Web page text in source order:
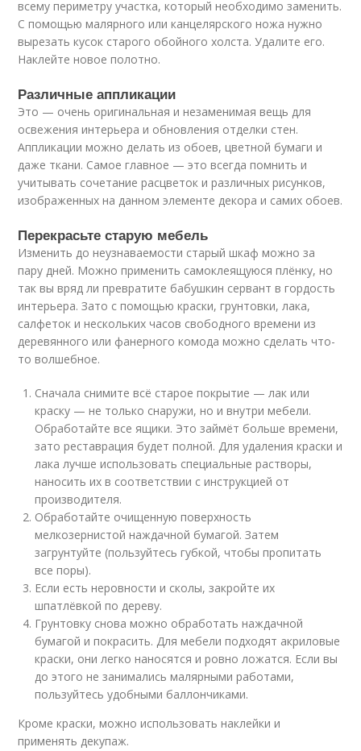
всему периметру участка, который необходимо заменить.
С помощью малярного или канцелярского ножа нужно
вырезать кусок старого обойного холста. Удалите его.
Наклейте новое полотно.
Различные аппликации
Это — очень оригинальная и незаменимая вещь для
освежения интерьера и обновления отделки стен.
Аппликации можно делать из обоев, цветной бумаги и
даже ткани. Самое главное — это всегда помнить и
учитывать сочетание расцветок и различных рисунков,
изображенных на данном элементе декора и самих обоев.
Перекрасьте старую мебель
Изменить до неузнаваемости старый шкаф можно за
пару дней. Можно применить самоклеящуюся плёнку, но
так вы вряд ли превратите бабушкин сервант в гордость
интерьера. Зато с помощью краски, грунтовки, лака,
салфеток и нескольких часов свободного времени из
деревянного или фанерного комода можно сделать что-
то волшебное.
Сначала снимите всё старое покрытие — лак или
краску — не только снаружи, но и внутри мебели.
Обработайте все ящики. Это займёт больше времени,
зато реставрация будет полной. Для удаления краски и
лака лучше использовать специальные растворы,
наносить их в соответствии с инструкцией от
производителя.
Обработайте очищенную поверхность
мелкозернистой наждачной бумагой. Затем
загрунтуйте (пользуйтесь губкой, чтобы пропитать
все поры).
Если есть неровности и сколы, закройте их
шпатлёвкой по дереву.
Грунтовку снова можно обработать наждачной
бумагой и покрасить. Для мебели подходят акриловые
краски, они легко наносятся и ровно ложатся. Если вы
до этого не занимались малярными работами,
пользуйтесь удобными баллончиками.
Кроме краски, можно использовать наклейки и
применять декупаж.